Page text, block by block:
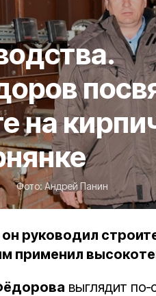
на
Фото: Андрей Панин
он руководил
применил
выглядит